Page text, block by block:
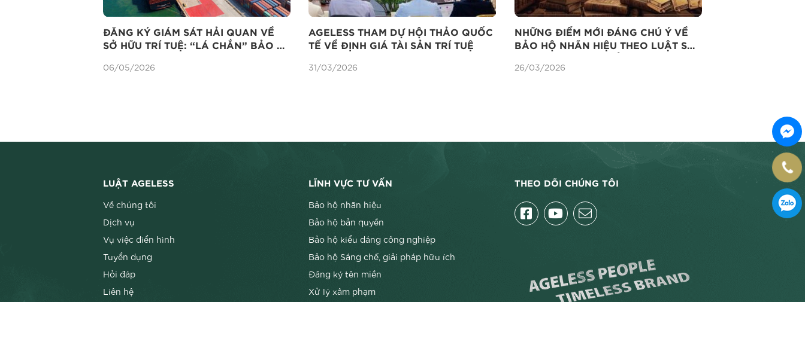
ĐĂNG KÝ GIÁM SÁT HẢI QUAN VỀ
SỞ HỮU TRÍ TUỆ: “LÁ CHẮN” BẢO VỆ
06/05/2026
AGELESS THAM DỰ HỘI THẢO QUỐC
TẾ VỀ ĐỊNH GIÁ TÀI SẢN TRÍ TUỆ
31/03/2026
NHỮNG ĐIỂM MỚI ĐÁNG CHÚ Ý VỀ
BẢO HỘ NHÃN HIỆU THEO LUẬT SỞ
26/03/2026
LUẬT AGELESS
Về chúng tôi
Dịch vụ
Vụ việc điển hình
Tuyển dụng
Hỏi đáp
Liên hệ
LĨNH VỰC TƯ VẤN
Bảo hộ nhãn hiệu
Bảo hộ bản quyền
Bảo hộ kiểu dáng công nghiệp
Bảo hộ Sáng chế, giải pháp hữu ích
Đăng ký tên miền
Xử lý xâm phạm
THEO DÕI CHÚNG TÔI